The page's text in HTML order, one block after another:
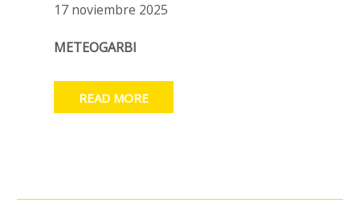
17 noviembre 2025
METEOGARBI
READ MORE